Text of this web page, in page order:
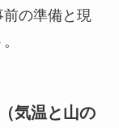
の準備と現
気温と山の